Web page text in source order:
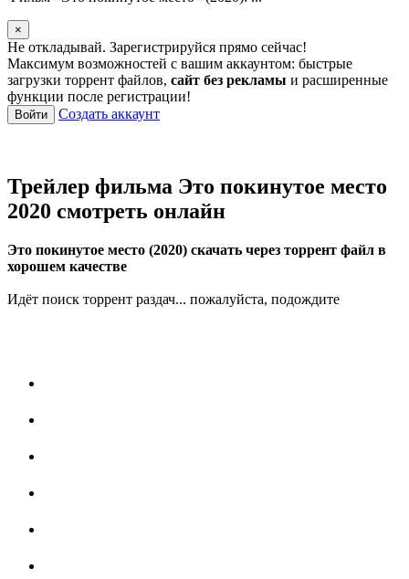
×
Не откладывай. Зарегистрируйся прямо сейчас!
Максимум возможностей с вашим аккаунтом: быстрые
загрузки торрент файлов, сайт без рекламы и расширенные
функции после регистрации!
Войти Создать аккаунт
Трейлер фильма Это покинутое место
2020 смотреть онлайн
Это покинутое место (2020) скачать через торрент файл в
хорошем качестве
Идёт поиск торрент раздач... пожалуйста, подождите